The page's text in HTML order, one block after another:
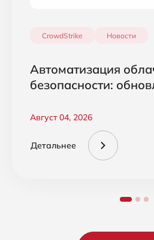
CrowdStrike Новости
Автоматизация
безопасности:
Август 04, 2026
Детальнее